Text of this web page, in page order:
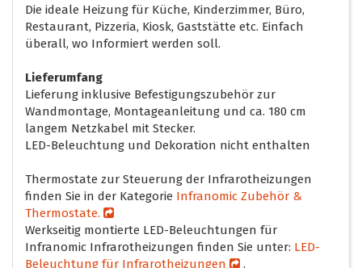
Die ideale Heizung für Küche, Kinderzimmer, Büro,
Restaurant, Pizzeria, Kiosk, Gaststätte etc. Einfach
überall, wo Informiert werden soll.
Lieferumfang
Lieferung inklusive Befestigungszubehör zur
Wandmontage, Montageanleitung und ca. 180 cm
langem Netzkabel mit Stecker.
LED-Beleuchtung und Dekoration nicht enthalten
Thermostate zur Steuerung der Infrarotheizungen
finden Sie in der Kategorie Infranomic Zubehör &
Thermostate.
Werkseitig montierte LED-Beleuchtungen für
Infranomic Infrarotheizungen finden Sie unter: LED-
Beleuchtung für Infrarotheizungen
.